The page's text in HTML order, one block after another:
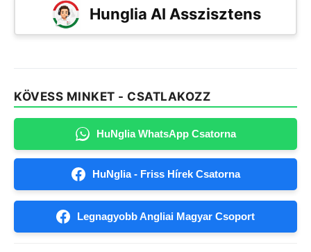
Hunglia AI Asszisztens
KÖVESS MINKET - CSATLAKOZZ
HuNglia WhatsApp Csatorna
HuNglia - Friss Hírek Csatorna
Legnagyobb Angliai Magyar Csoport